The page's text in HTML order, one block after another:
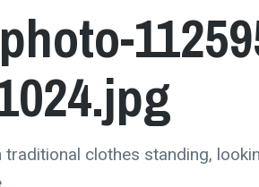
traditional clothes standing,